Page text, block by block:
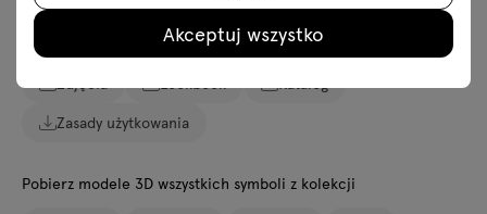
Zdjęcia Lookbook
Katalog
Zasady użytkowania
Pobierz modele 3D wszystkich symboli z kolekcji
Akceptuj wszystko